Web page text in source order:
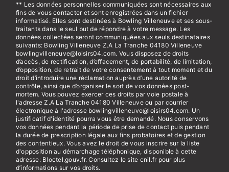
** Les données personnelles communiquées sont nécessaires aux
fins de vous contacter et sont enregistrées dans un fichier
informatisé. Elles sont destinées à Bowling Villeneuve et ses sous-
traitants dans le seul but de répondre à votre message. Les
données collectées seront communiquées aux seuls destinataires
suivants: Bowling Villeneuve Z.A La Tranche 04180 Villeneuve
bowlingvilleneuve@loisirs04.com. Vous disposez de droits
d’accès, de rectification, d’effacement, de portabilité, de limitation,
d’opposition, de retrait de votre consentement à tout moment et du
droit d’introduire une réclamation auprès d’une autorité de
contrôle, ainsi que d’organiser le sort de vos données post-
mortem. Vous pouvez exercer ces droits par voie postale à
l'adresse Z.A La Tranche 04180 Villeneuve ou par courrier
électronique à l'adresse bowlingvilleneuve@loisirs04.com. Un
justificatif d'identité pourra vous être demandé. Nous conservons
vos données pendant la période de prise de contact puis pendant
la durée de prescription légale aux fins probatoires et de gestion
des contentieux. Vous avez le droit de vous inscrire sur la liste
d'opposition au démarchage téléphonique, disponible à cette
adresse: Bloctel.gouv.fr. Consultez le site cnil.fr pour plus
d’informations sur vos droits.